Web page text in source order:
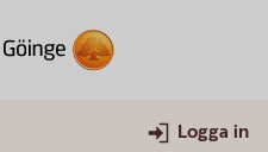
Logga in